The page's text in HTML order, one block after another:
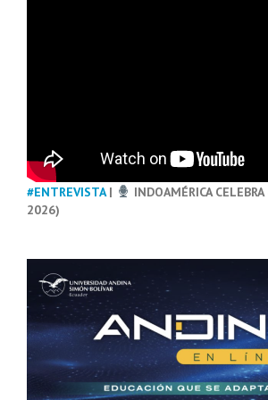
#ENTREVISTA|
INDOAMÉRICA
2026)